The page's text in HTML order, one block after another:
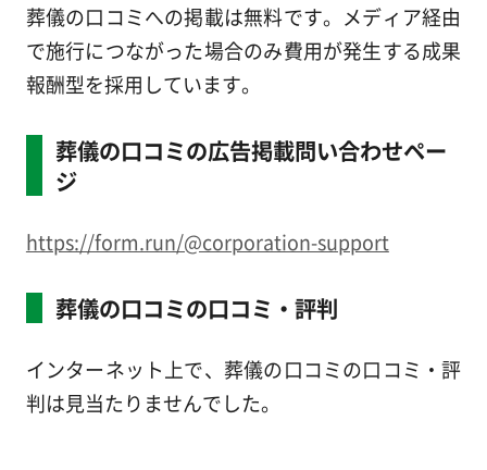
葬儀の口コミへの掲載は無料です。メディア経由
で施行につながった場合のみ費用が発生する成果
報酬型を採用しています。
葬儀の口コミの広告掲載問い合わせペー
ジ
https://form.run/@corporation-support
葬儀の口コミの口コミ・評判
インターネット上で、葬儀の口コミの口コミ・評
判は見当たりませんでした。